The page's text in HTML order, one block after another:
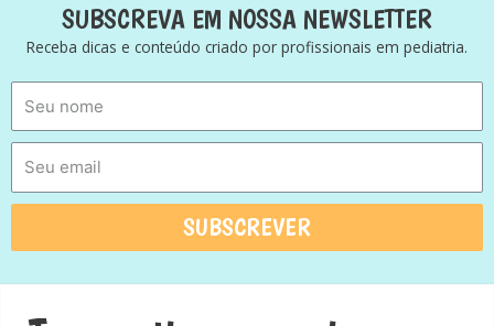
SUBSCREVA EM NOSSA NEWSLETTER
Receba dicas e conteúdo criado por profissionais em pediatria.
SUBSCREVER